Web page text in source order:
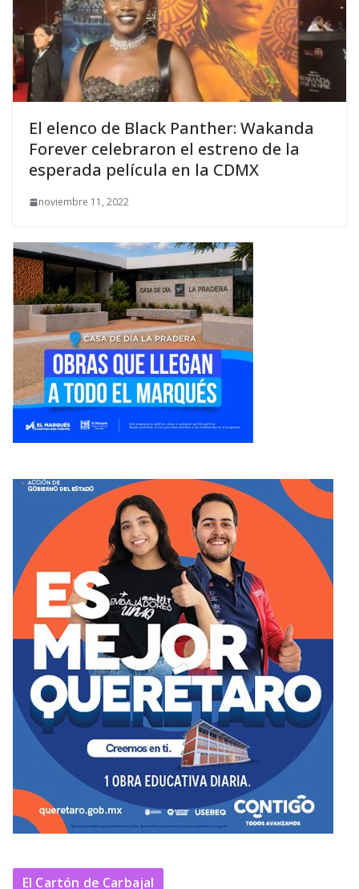
El elenco de Black Panther: Wakanda
Forever celebraron el estreno de la
esperada película en la CDMX
noviembre 11, 2022
El Cartón de Carbajal